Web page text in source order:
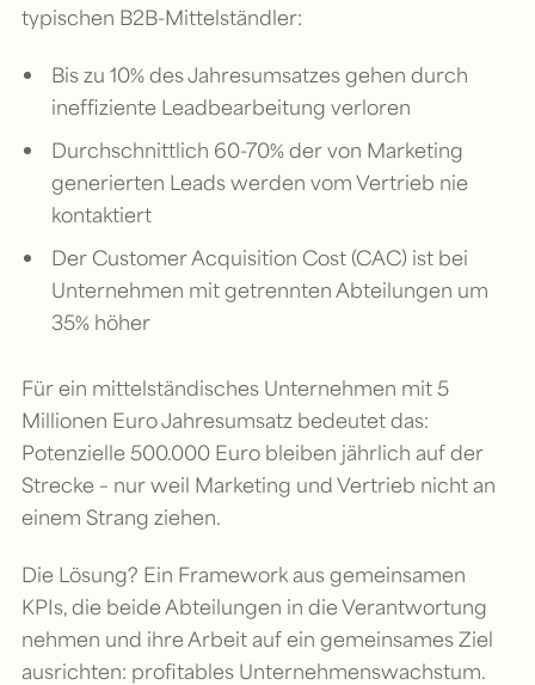
typischen B2B-Mittelständler:
Bis zu 10% des Jahresumsatzes gehen durch
ineffiziente Leadbearbeitung verloren
Durchschnittlich 60-70% der von Marketing
generierten Leads werden vom Vertrieb nie
kontaktiert
Der Customer Acquisition Cost (CAC) ist bei
Unternehmen mit getrennten Abteilungen um
35% höher
Für ein mittelständisches Unternehmen mit 5
Millionen Euro Jahresumsatz bedeutet das:
Potenzielle 500.000 Euro bleiben jährlich auf der
Strecke – nur weil Marketing und Vertrieb nicht an
einem Strang ziehen.
Die Lösung? Ein Framework aus gemeinsamen
KPIs, die beide Abteilungen in die Verantwortung
nehmen und ihre Arbeit auf ein gemeinsames Ziel
ausrichten: profitables Unternehmenswachstum.